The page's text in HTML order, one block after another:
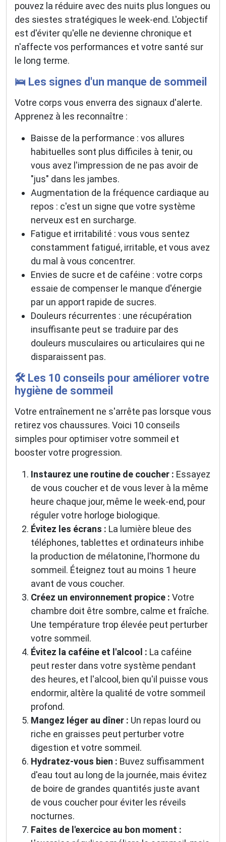
pouvez la réduire avec des nuits plus longues ou
des siestes stratégiques le week-end. L'objectif
est d'éviter qu'elle ne devienne chronique et
n'affecte vos performances et votre santé sur
le long terme.
🛌 Les signes d'un manque de sommeil
Votre corps vous enverra des signaux d'alerte.
Apprenez à les reconnaître :
Baisse de la performance : vos allures
habituelles sont plus difficiles à tenir, ou
vous avez l'impression de ne pas avoir de
"jus" dans les jambes.
Augmentation de la fréquence cardiaque au
repos : c'est un signe que votre système
nerveux est en surcharge.
Fatigue et irritabilité : vous vous sentez
constamment fatigué, irritable, et vous avez
du mal à vous concentrer.
Envies de sucre et de caféine : votre corps
essaie de compenser le manque d'énergie
par un apport rapide de sucres.
Douleurs récurrentes : une récupération
insuffisante peut se traduire par des
douleurs musculaires ou articulaires qui ne
disparaissent pas.
🛠️ Les 10 conseils pour améliorer votre
hygiène de sommeil
Votre entraînement ne s'arrête pas lorsque vous
retirez vos chaussures. Voici 10 conseils
simples pour optimiser votre sommeil et
booster votre progression.
Instaurez une routine de coucher : Essayez
de vous coucher et de vous lever à la même
heure chaque jour, même le week-end, pour
réguler votre horloge biologique.
Évitez les écrans : La lumière bleue des
téléphones, tablettes et ordinateurs inhibe
la production de mélatonine, l'hormone du
sommeil. Éteignez tout au moins 1 heure
avant de vous coucher.
Créez un environnement propice : Votre
chambre doit être sombre, calme et fraîche.
Une température trop élevée peut perturber
votre sommeil.
Évitez la caféine et l'alcool : La caféine
peut rester dans votre système pendant
des heures, et l'alcool, bien qu'il puisse vous
endormir, altère la qualité de votre sommeil
profond.
Mangez léger au dîner : Un repas lourd ou
riche en graisses peut perturber votre
digestion et votre sommeil.
Hydratez-vous bien : Buvez suffisamment
d'eau tout au long de la journée, mais évitez
de boire de grandes quantités juste avant
de vous coucher pour éviter les réveils
nocturnes.
Faites de l'exercice au bon moment :